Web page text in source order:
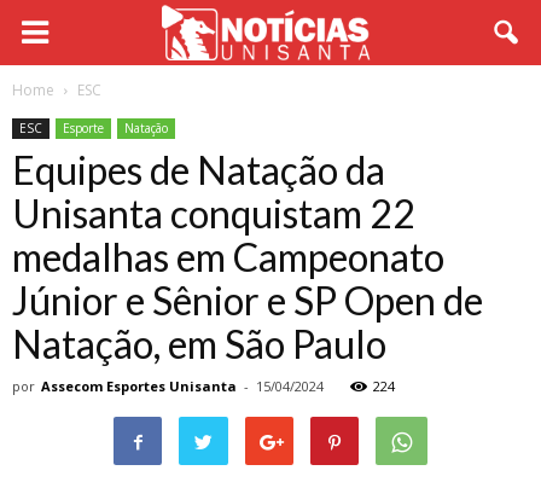
Home ESC
ESC Esporte Natação
Equipes de Natação da
Unisanta conquistam 22
medalhas em Campeonato
Júnior e Sênior e SP Open de
Natação, em São Paulo
por Assecom Esportes Unisanta - 15/04/2024 224